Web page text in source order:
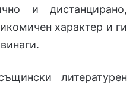
и дистанцирано,
характер и ги
литературен